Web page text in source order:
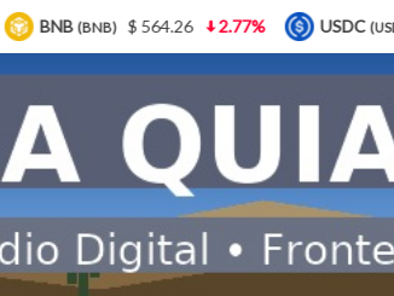
Retirados de
2.77% USDC(USDC) $ 0.999925 0%